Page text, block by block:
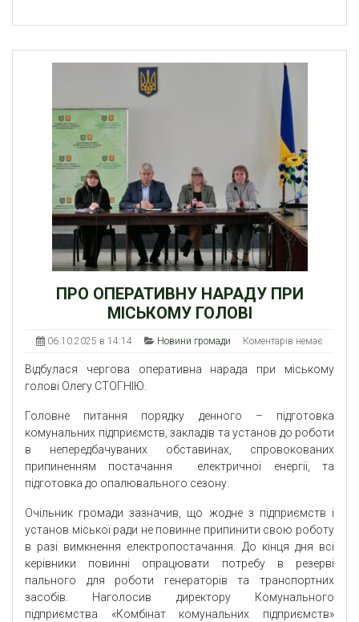
ПРО ОПЕРАТИВНУ НАРАДУ ПРИ
МІСЬКОМУ ГОЛОВІ
06.10.2025 в 14:14 Новини громади Коментарів немає
Відбулася чергова оперативна нарада при міському
голові Олегу СТОГНІЮ.
Головне питання порядку денного – підготовка
комунальних підприємств, закладів та установ до роботи
в непередбачуваних обставинах, спровокованих
припиненням постачання електричної енергії, та
підготовка до опалювального сезону.
Очільник громади зазначив, що жодне з підприємств і
установ міської ради не повинне припинити свою роботу
в разі вимкнення електропостачання. До кінця дня всі
керівники повинні опрацювати потребу в резерві
пального для роботи генераторів та транспортних
засобів. Наголосив директору Комунального
підприємства «Комбінат комунальних підприємств»